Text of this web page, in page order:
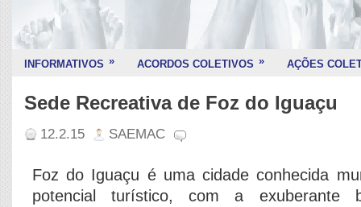
INFORMATIVOS » ACORDOS COLETIVOS » AÇÕES
Sede Recreativa de Foz do Iguaçu
12.2.15 SAEMAC
Foz do Iguaçu é uma cidade conhecida
potencial turístico, com a exuberante